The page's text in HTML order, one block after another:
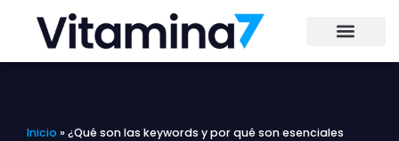
contenido
Inicio »¿Qué son las keywords y por qué son esenciales